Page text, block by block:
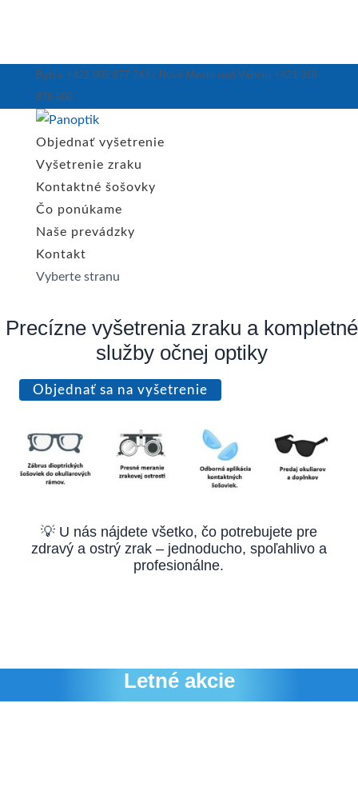
Bytča +421 905 877 743 / Nové Mesto nad Váhom +421 918
878 600
Objednať vyšetrenie
Vyšetrenie zraku
Kontaktné šošovky
Čo ponúkame
Naše prevádzky
Kontakt
Vyberte stranu
Precízne vyšetrenia zraku a kompletné
služby očnej optiky
Objednať sa na vyšetrenie
💡 U nás nájdete všetko, čo potrebujete pre
zdravý a ostrý zrak – jednoducho, spoľahlivo a
profesionálne.
Letné akcie